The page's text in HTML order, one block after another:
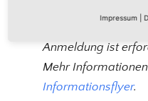
Anmeldung ist
Mehr
Informationsflyer.
Impressum